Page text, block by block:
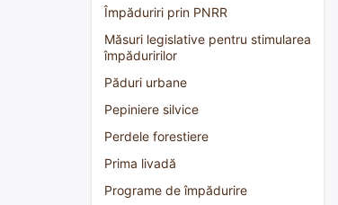
Împăduriri prin PNRR
Măsuri legislative pentru stimularea
împăduririlor
Păduri urbane
Pepiniere silvice
Perdele forestiere
Prima livadă
Programe de împădurire